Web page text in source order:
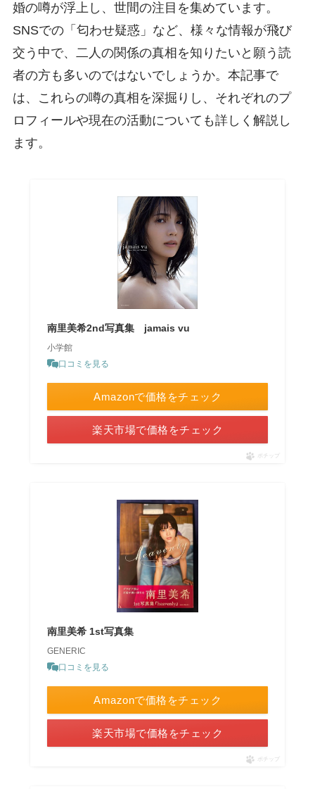
婚の噂が浮上し、世間の注目を集めています。
SNSでの「匂わせ疑惑」など、様々な情報が飛び
交う中で、二人の関係の真相を知りたいと願う読
者の方も多いのではないでしょうか。本記事で
は、これらの噂の真相を深掘りし、それぞれのプ
ロフィールや現在の活動についても詳しく解説し
ます。
南里美希2nd写真集 jamais vu
小学館
口コミを見る
Amazonで価格をチェック
楽天市場で価格をチェック
ポチップ
南里美希 1st写真集
GENERIC
口コミを見る
Amazonで価格をチェック
楽天市場で価格をチェック
ポチップ